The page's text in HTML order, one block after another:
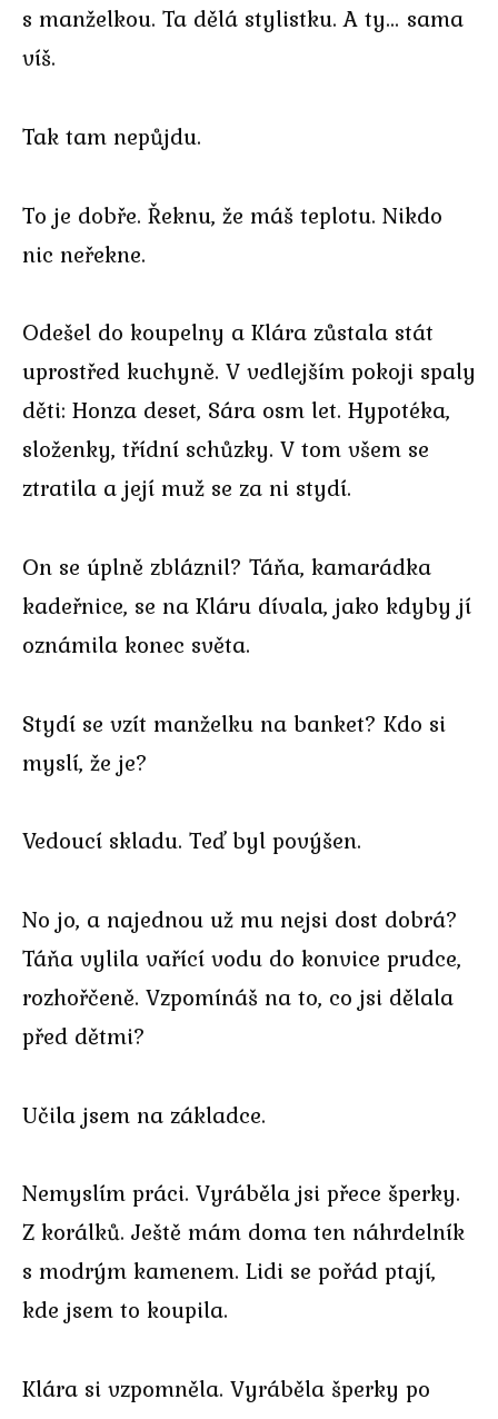
s manželkou. Ta dělá stylistku. A ty… sama
víš.
Tak tam nepůjdu.
To je dobře. Řeknu, že máš teplotu. Nikdo
nic neřekne.
Odešel do koupelny a Klára zůstala stát
uprostřed kuchyně. V vedlejším pokoji spaly
děti: Honza deset, Sára osm let. Hypotéka,
složenky, třídní schůzky. V tom všem se
ztratila a její muž se za ni stydí.
On se úplně zbláznil? Táňa, kamarádka
kadeřnice, se na Kláru dívala, jako kdyby jí
oznámila konec světa.
Stydí se vzít manželku na banket? Kdo si
myslí, že je?
Vedoucí skladu. Teď byl povýšen.
No jo, a najednou už mu nejsi dost dobrá?
Táňa vylila vařící vodu do konvice prudce,
rozhořčeně. Vzpomínáš na to, co jsi dělala
před dětmi?
Učila jsem na základce.
Nemyslím práci. Vyráběla jsi přece šperky.
Z korálků. Ještě mám doma ten náhrdelník
s modrým kamenem. Lidi se pořád ptají,
kde jsem to koupila.
Klára si vzpomněla. Vyráběla šperky po